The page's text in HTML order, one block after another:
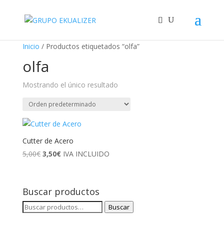
Inicio / Productos etiquetados “olfa”
olfa
Mostrando el único resultado
Cutter de Acero
5,00€ El
era:
5,00€.
3,50€El
es:
3,50€.
IVA INCLUIDO
Buscar productos
Buscar
Buscar